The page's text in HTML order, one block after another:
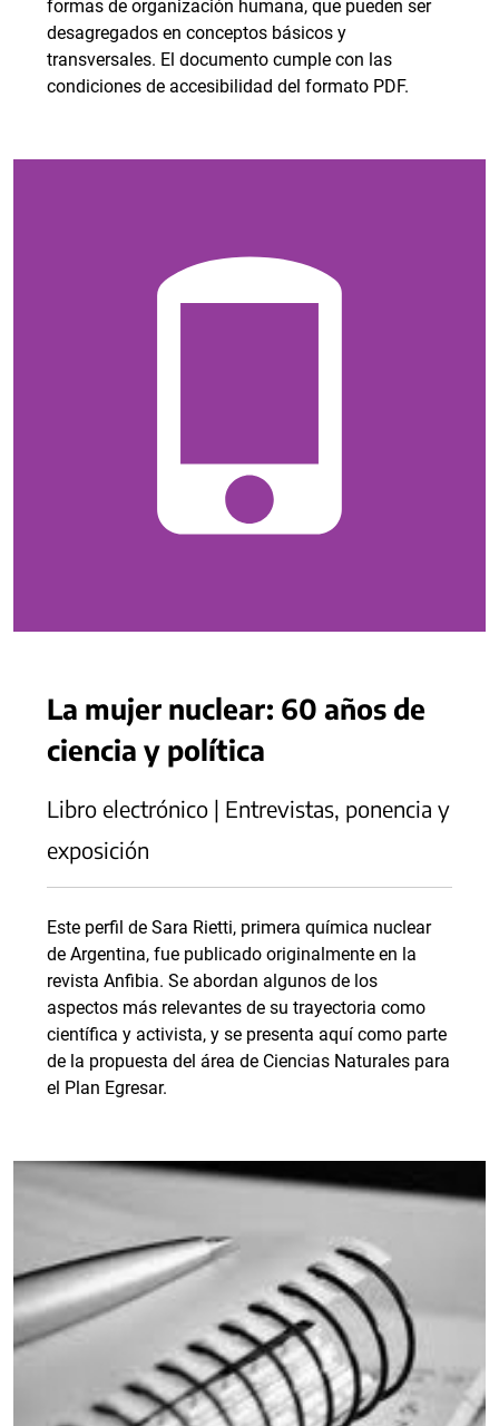
formas de organización humana, que pueden ser
desagregados en conceptos básicos y
transversales. El documento cumple con las
condiciones de accesibilidad del formato PDF.
La mujer nuclear: 60 años de
ciencia y política
Libro electrónico | Entrevistas, ponencia y
exposición
Este perfil de Sara Rietti, primera química nuclear
de Argentina, fue publicado originalmente en la
revista Anfibia. Se abordan algunos de los
aspectos más relevantes de su trayectoria como
científica y activista, y se presenta aquí como parte
de la propuesta del área de Ciencias Naturales para
el Plan Egresar.